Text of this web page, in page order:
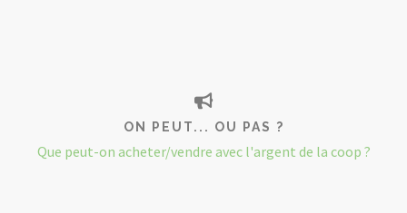
ON PEUT... OU PAS ?
Que peut-on acheter/vendre avec l'argent de la coop ?